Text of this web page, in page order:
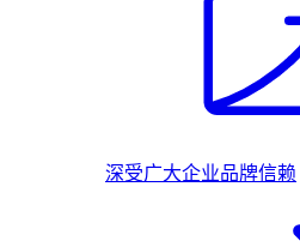
深受广大企业品牌信赖